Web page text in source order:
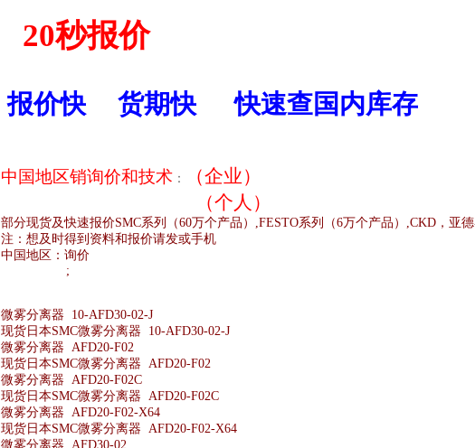
20秒报价
报价快 货期快 快速查国内库存
中国地区销询价和技术 ：
（企业）
（个人）
部分现货及快速报价SMC系列（60万个产品） ,FESTO系列（6万个产品） ,CKD ，亚
注：想及时得到资料和报价请发或手机
中国地区： 询价
;
微雾分离器 10-AFD30-02-J
现货日本SMC微雾分离器 10-AFD30-02-J
微雾分离器 AFD20-F02
现货日本SMC微雾分离器 AFD20-F02
微雾分离器 AFD20-F02C
现货日本SMC微雾分离器 AFD20-F02C
微雾分离器 AFD20-F02-X64
现货日本SMC微雾分离器 AFD20-F02-X64
微雾分离器 AFD30-02